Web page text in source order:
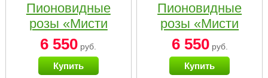
Пионовидные
розы «Мисти
бабблс» в белой
коробке Small
6 550 руб.
Купить
Пионовидные
розы «Мисти
бабблс» в
черной коробке
Small
6 550руб.
Купить